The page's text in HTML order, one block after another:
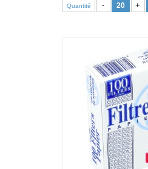
Quantité - +